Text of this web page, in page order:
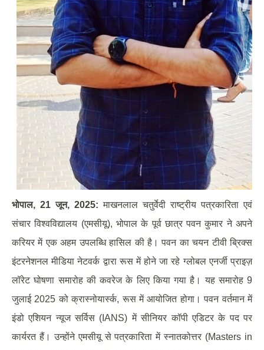
भोपाल, 21 जून, 2025: माखनलाल चतुर्वेदी राष्ट्रीय पत्रकारिता एवं
संचार विश्वविद्यालय (एमसीयू), भोपाल के पूर्व छात्र पवन कुमार ने अपने
करियर में एक अहम उपलब्धि हासिल की है। पवन का चयन टीवी ब्रिक्स
इंटरनेशनल मीडिया नेटवर्क द्वारा रूस में होने जा रहे ग्लोबल एनर्जी प्राइज़
लॉरेट घोषणा समारोह की कवरेज के लिए किया गया है। यह समारोह 9
जुलाई 2025 को क्रास्नोयार्स्क, रूस में आयोजित होगा। पवन वर्तमान में
इंडो एशियन न्यूज सर्विस (IANS) में सीनियर कॉपी एडिटर के पद पर
कार्यरत हैं। उन्होंने एमसीयू से पत्रकारिता में स्नातकोत्तर (Masters in